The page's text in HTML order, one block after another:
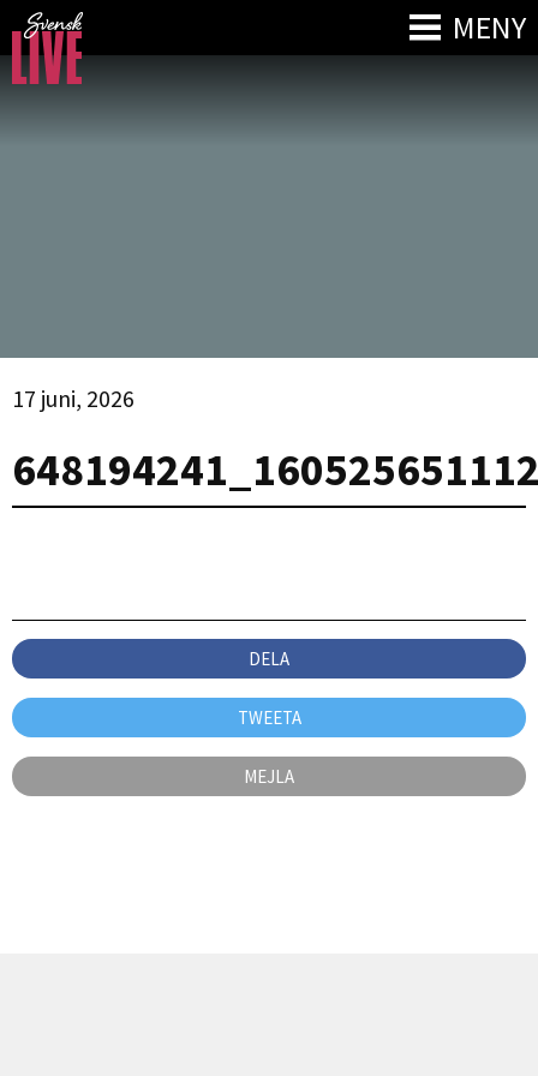
MENY
17 juni, 2026
DELA
TWEETA
MEJLA